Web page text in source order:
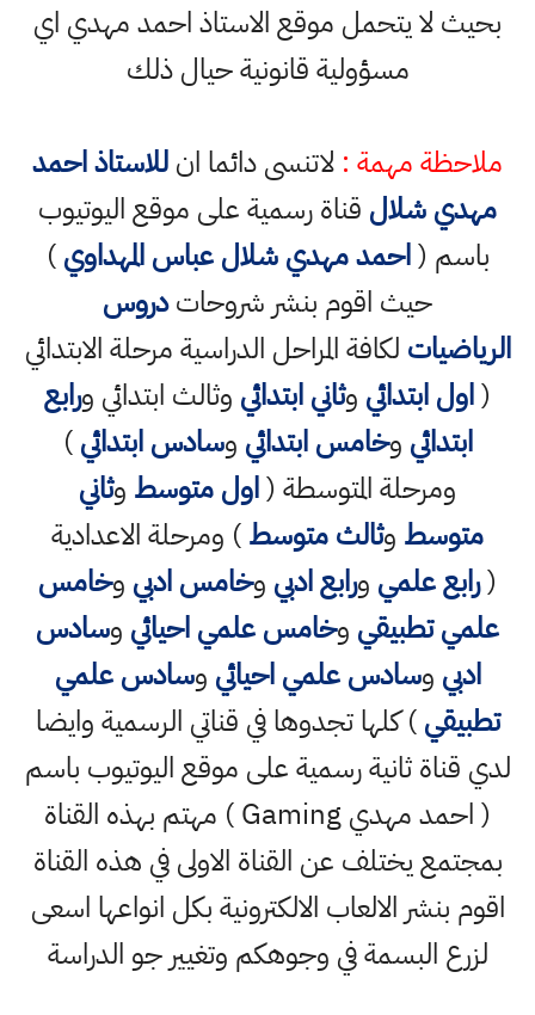
بحيث لا يتحمل موقع الاستاذ احمد مهدي اي
مسؤولية قانونية حيال ذلك
ملاحظة مهمة : لاتنسى دائما انللاستاذ احمد
مهدي شلال قناة رسمية على موقع اليوتيوب
باسم (احمد مهدي شلال عباس المهداوي)
حيث اقوم بنشر شروحاتدروس
الرياضيات لكافة المراحل الدراسية مرحلة الابتدائي
(اول ابتدائي وثاني ابتدائي وثالث ابتدائي ورابع
ابتدائي وخامس ابتدائي وسادس ابتدائي)
ومرحلة المتوسطة (اول متوسط وثاني
متوسط وثالث متوسط) ومرحلة الاعدادية
(رابع علمي ورابع ادبي وخامس ادبي وخامس
علمي تطبيقي وخامس علمي احيائي وسادس
ادبي وسادس علمي احيائي وسادس علمي
تطبيقي) كلها تجدوها في قناتي الرسمية وايضا
لدي قناة ثانية رسمية على موقع اليوتيوب باسم
( احمد مهدي Gaming ) مهتم بهذه القناة
بمجتمع يختلف عن القناة الاولى في هذه القناة
اقوم بنشر الالعاب الالكترونية بكل انواعها اسعى
لزرع البسمة في وجوهكم وتغيير جو الدراسة